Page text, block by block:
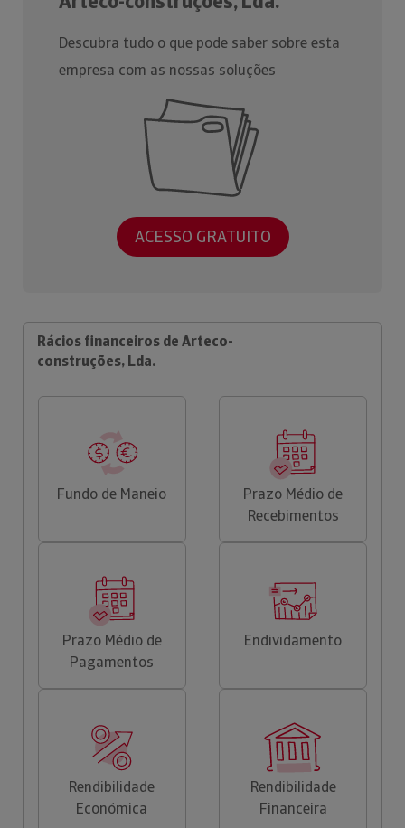
Descubra tudo o que pode saber sobre esta
empresa com as nossas soluções
ACESSO GRATUITO
Rácios financeiros de Arteco-
construções, Lda.
Fundo de Maneio
Prazo Médio de
Recebimentos
Prazo Médio de
Pagamentos
Endividamento
Rendibilidade
Económica
Rendibilidade
Financeira